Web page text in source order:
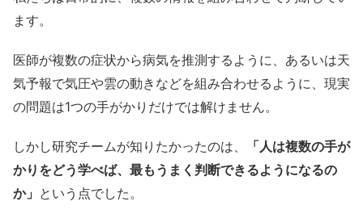
ます。
医師が複数の症状から病気を推測するように、あるいは天
気予報で気圧や雲の動きなどを組み合わせるように、現実
の問題は1つの手がかりだけでは解けません。
しかし研究チームが知りたかったのは、
「人は複数の手が
かりをどう学べば、最もうまく判断できるようになるの
か」 という点でした。